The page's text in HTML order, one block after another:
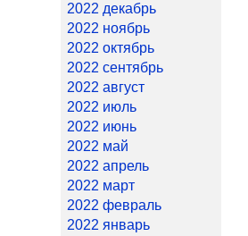
2022 декабрь
2022 ноябрь
2022 октябрь
2022 сентябрь
2022 август
2022 июль
2022 июнь
2022 май
2022 апрель
2022 март
2022 февраль
2022 январь